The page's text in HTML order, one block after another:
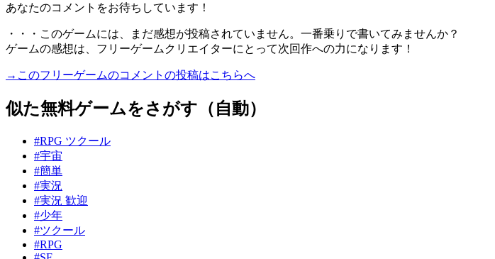
あなたのコメントをお待ちしています！
・・・このゲームには、まだ感想が投稿されていません。一番乗りで書いてみませんか？
ゲームの感想は、フリーゲームクリエイターにとって次回作への力になります！
→このフリーゲームのコメントの投稿はこちらへ
似た無料ゲームをさがす（自動）
#RPG ツクール
#宇宙
#簡単
#実況
#実況 歓迎
#少年
#ツクール
#RPG